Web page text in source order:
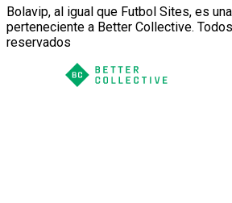
Bolavip, al igual que Futbol Sites, es
perteneciente a Better Collective.
reservados